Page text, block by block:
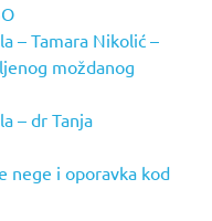
– Tamara Nikolić –
moždanog
– dr Tanja
nege i oporavka kod